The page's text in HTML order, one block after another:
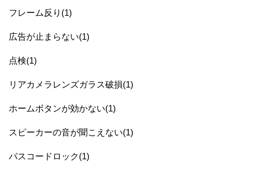
フレーム反り(1)
広告が止まらない(1)
点検(1)
リアカメラレンズガラス破損(1)
ホームボタンが効かない(1)
スピーカーの音が聞こえない(1)
パスコードロック(1)